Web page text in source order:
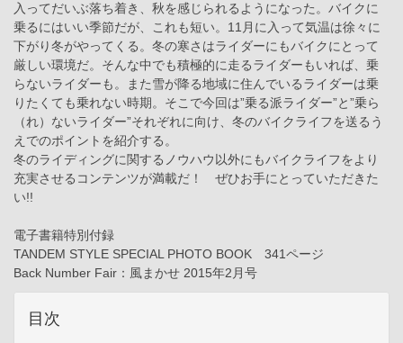
入ってだいぶ落ち着き、秋を感じられるようになった。バイクに
乗るにはいい季節だが、これも短い。11月に入って気温は徐々に
下がり冬がやってくる。冬の寒さはライダーにもバイクにとって
厳しい環境だ。そんな中でも積極的に走るライダーもいれば、乗
らないライダーも。また雪が降る地域に住んでいるライダーは乗
りたくても乗れない時期。そこで今回は”乗る派ライダー”と”乗ら
（れ）ないライダー”それぞれに向け、冬のバイクライフを送るう
えでのポイントを紹介する。
冬のライディングに関するノウハウ以外にもバイクライフをより
充実させるコンテンツが満載だ！ ぜひお手にとっていただきた
い!!
電子書籍特別付録
TANDEM STYLE SPECIAL PHOTO BOOK 341ページ
Back Number Fair：風まかせ 2015年2月号
目次